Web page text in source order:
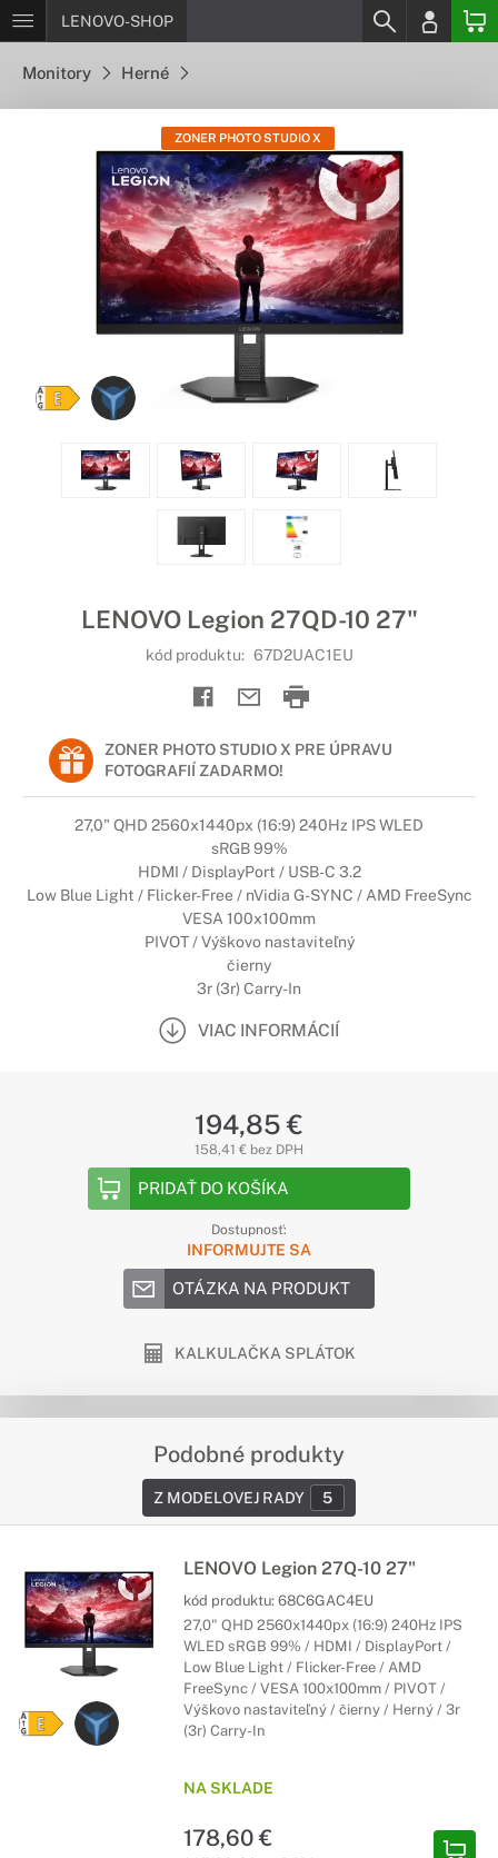
LENOVO-SHOP
Monitory Herné
ZONER PHOTO STUDIO X
LENOVO Legion 27QD-10 27"
kód produktu: 67D2UAC1EU
ZONER PHOTO STUDIO X PRE ÚPRAVU
FOTOGRAFIÍ ZADARMO!
27,0" QHD 2560x1440px (16:9) 240Hz IPS WLED
sRGB 99%
HDMI / DisplayPort / USB-C 3.2
Low Blue Light / Flicker-Free / nVidia G-SYNC / AMD FreeSync
VESA 100x100mm
PIVOT / Výškovo nastaviteľný
čierny
3r (3r) Carry-In
VIAC INFORMÁCIÍ
194,85 €
158,41 € bez DPH
PRIDAŤ DO KOŠÍKA
Dostupnosť:
INFORMUJTE SA
OTÁZKA NA PRODUKT
KALKULAČKA SPLÁTOK
Podobné produkty
Z MODELOVEJ RADY 5
LENOVO Legion 27Q-10 27"
kód produktu: 68C6GAC4EU
27,0" QHD 2560x1440px (16:9) 240Hz IPS
WLED sRGB 99% / HDMI / DisplayPort /
Low Blue Light / Flicker-Free / AMD
FreeSync / VESA 100x100mm / PIVOT /
Výškovo nastaviteľný / čierny / Herný / 3r
(3r) Carry-In
NA SKLADE
178,60 €